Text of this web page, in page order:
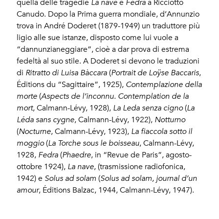
quella delle tragedie La navee Fedra a Ricciotto
Canudo. Dopo la Prima guerra mondiale, d’Annunzio
trova in André Doderet (1879-1949) un traduttore più
ligio alle sue istanze, disposto come lui vuole a
“dannunzianeggiare”, cioè a dar prova di estrema
fedeltà al suo stile. A Doderet si devono le traduzioni
di Ritratto di Luisa Bàccara(Portrait de Loÿse Baccaris,
Éditions du “Sagittaire”, 1925), Contemplazione della
morte(Aspects de l’inconnu. Contemplation de la
mort, Calmann-Lévy, 1928), La Leda senza cigno(La
Léda sans cygne, Calmann-Lévy, 1922), Notturno
(Nocturne, Calmann-Lévy, 1923), La fiaccola sotto il
moggio(La Torche sous le boisseau, Calmann-Lévy,
1928, Fedra(Phaedre, in “Revue de Paris”, agosto-
ottobre 1924), La nave, (trasmissione radiofonica,
1942) e Solus ad solam(Solus ad solam, journal d’un
amour, Éditions Balzac, 1944, Calmann-Lévy, 1947).